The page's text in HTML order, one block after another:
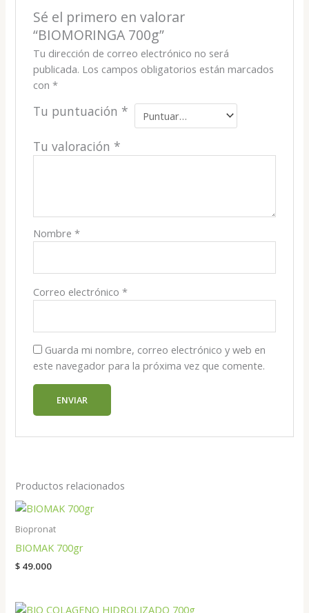
Sé el primero en valorar
“BIOMORINGA 700g”
Tu dirección de correo electrónico no será
publicada. Los campos obligatorios están marcados
con *
Tu puntuación *
Tu valoración *
Nombre *
Correo electrónico *
Guarda mi nombre, correo electrónico y web en
este navegador para la próxima vez que comente.
Productos relacionados
Biopronat
BIOMAK 700gr
$ 49.000